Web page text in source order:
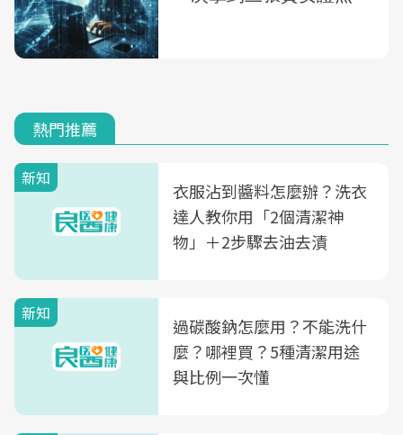
熱門推薦
新知
衣服沾到醬料怎麼辦？洗衣
達人教你用「2個清潔神
物」＋2步驟去油去漬
新知
過碳酸鈉怎麼用？不能洗什
麼？哪裡買？5種清潔用途
與比例一次懂